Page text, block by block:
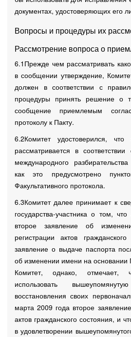
документах, удостоверяющих его
Вопросы и процедуры их
Рассмотрение вопроса о
6.1Прежде чем рассматривать
в сообщении утверждение,
должен в соответствии с
процедуры принять решение о
сообщение приемлемым
протоколу к Пакту.
6.2Комитет удостоверился,
рассматривается в
международного
как это предусмотрено
Факультативного протокола.
6.3Комитет далее принимает к
государства-участника о том,
второе заявление об
регистрации актов
заявление о выдаче паспорта
об изменении имени на
Комитет, однако, отмечает,
использовать
восстановления своих
марта 2009 года второе
актов гражданского состояния, и
в удовлетворении